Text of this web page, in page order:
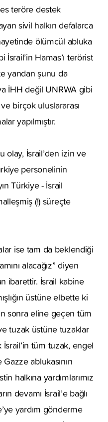
teröre destek
sivil halkın defalarca
ölümcül abluka
İsrail’in Hamas’ı terörist
yandan şunu da
İHH değil UNRWA gibi
birçok uluslararası
yapılmıştır.
olay, İsrail’den izin ve
personelinin
Türkiye - İsrail
(!) süreçte
ise tam da beklendiği
alacağız” diyen
ibarettir. İsrail kabine
üstüne elbette ki
sonra eline geçen tüm
tuzak üstüne tuzaklar
tüm tuzak, engel
ablukasının
halkına yardımlarımız
devamı İsrail’e bağlı
yardım gönderme